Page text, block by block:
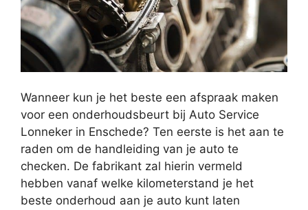
Wanneer kun je het beste een afspraak maken
voor een onderhoudsbeurt bij Auto Service
Lonneker in Enschede? Ten eerste is het aan te
raden om de handleiding van je auto te
checken. De fabrikant zal hierin vermeld
hebben vanaf welke kilometerstand je het
beste onderhoud aan je auto kunt laten